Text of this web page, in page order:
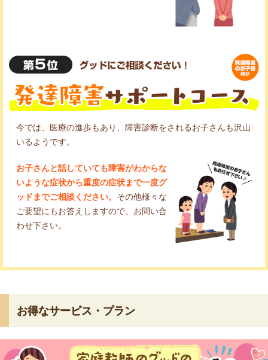
今では、医療の進歩もあり、障害診断をされるお子さんも沢山
いるようです。
お子さんと話していても障害がわからな
いような症状から重度の症状まで一度グ
ッドまでご相談ください。 その他様々な
ご要望にもお答えしますので、お問い合
わせ下さい。
お得なサービス・プラン